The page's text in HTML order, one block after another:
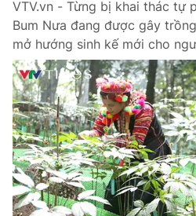
Photo
Video
VTV Money
VTV Sức khoẻ Bất
Thị trường 24h
VTV.vn - Từng bị khai thác tự
Bum Nưa đang được gây
mở hướng sinh kế mới cho